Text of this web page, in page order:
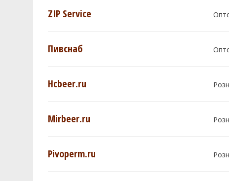
ZIP Service
Пивснаб
Hcbeer.ru
Mirbeer.ru
Pivoperm.ru